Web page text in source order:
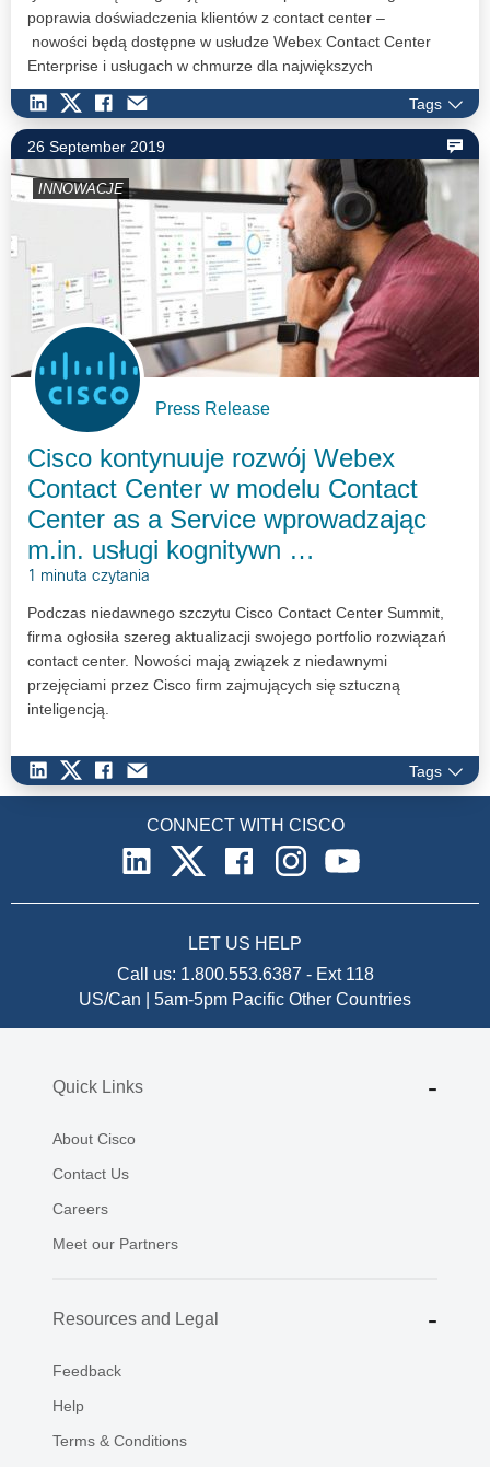
poprawia doświadczenia klientów z contact center –
nowości będą dostępne w usłudze Webex Contact Center
Enterprise i usługach w chmurze dla największych
centrów kontaktu.
Tags
26 September 2019
INNOWACJE
Press Release
Cisco kontynuuje rozwój Webex
Contact Center w modelu Contact
Center as a Service wprowadzając
m.in. usługi kognitywn …
1 minuta czytania
Podczas niedawnego szczytu Cisco Contact Center Summit,
firma ogłosiła szereg aktualizacji swojego portfolio rozwiązań
contact center. Nowości mają związek z niedawnymi
przejęciami przez Cisco firm zajmujących się sztuczną
inteligencją.
Tags
CONNECT WITH CISCO
LET US HELP
Call us: 1.800.553.6387 - Ext 118
US/Can | 5am-5pm Pacific Other Countries